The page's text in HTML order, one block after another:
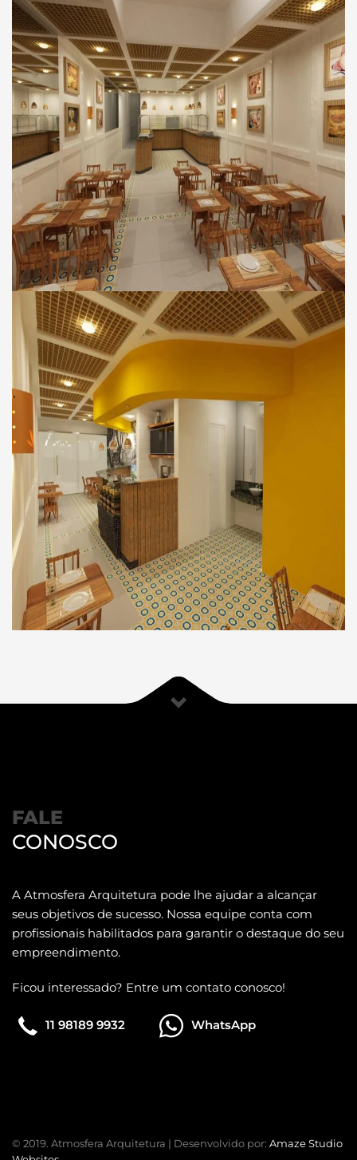
FALE
CONOSCO
A Atmosfera Arquitetura pode lhe ajudar a alcançar
seus objetivos de sucesso. Nossa equipe conta com
profissionais habilitados para garantir o destaque do seu
empreendimento.
Ficou interessado? Entre um contato conosco!
11 98189 9932 WhatsApp
© 2019. Atmosfera Arquitetura | Desenvolvido por: Amaze Studio